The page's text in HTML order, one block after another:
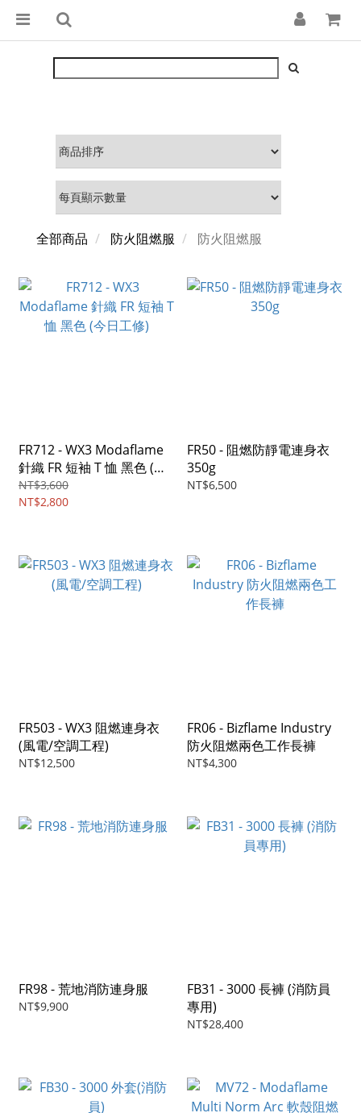
全部商品 防火阻燃服 防火阻燃服
FR712 - WX3 Modaflame
針織 FR 短袖 T 恤 黑色 (今
日工修)
NT$3,600
NT$2,800
FR50 - 阻燃防靜電連身衣
350g
NT$6,500
FR503 - WX3 阻燃連身衣
(風電/空調工程)
NT$12,500
FR06 - Bizflame Industry
防火阻燃兩色工作長褲
NT$4,300
FR98 - 荒地消防連身服
NT$9,900
FB31 - 3000 長褲 (消防員
專用)
NT$28,400